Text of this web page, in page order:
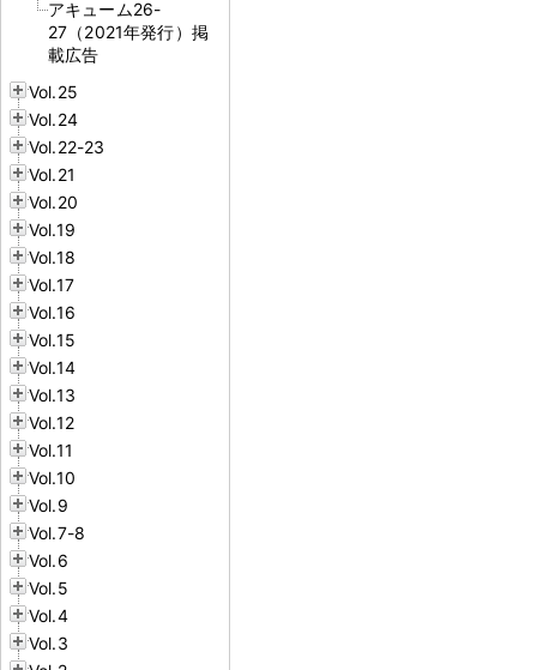
アキューム26-
27（2021年発行）掲
載広告
Vol.25
Vol.24
Vol.22-23
Vol.21
Vol.20
Vol.19
Vol.18
Vol.17
Vol.16
Vol.15
Vol.14
Vol.13
Vol.12
Vol.11
Vol.10
Vol.9
Vol.7-8
Vol.6
Vol.5
Vol.4
Vol.3